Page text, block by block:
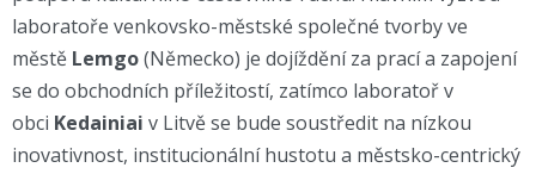
laboratoře venkovsko-městské společné tvorby ve
městě Lemgo(Německo) je dojíždění za prací a zapojení
se do obchodních příležitostí, zatímco laboratoř v
obci Kedainiai v Litvě se bude soustředit na nízkou
inovativnost, institucionální hustotu a městsko-centrický